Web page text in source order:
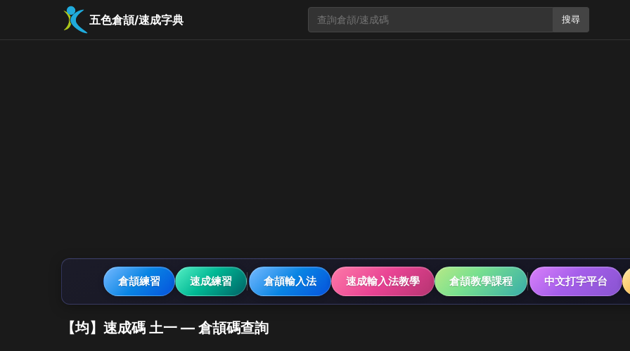
五色倉頡/速成字典 搜尋
倉頡練習 速成練習 倉頡輸入法 速成輸入法教學 倉頡教學課程 中文打字平台
【均】速成碼 土一 — 倉頡碼查詢